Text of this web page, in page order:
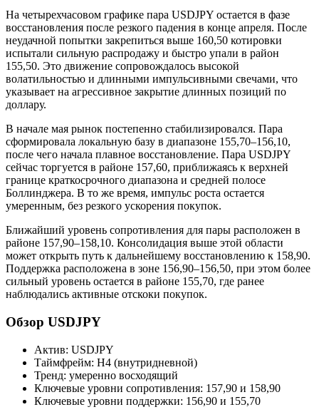
На четырехчасовом графике пара USDJPY остается в фазе
восстановления после резкого падения в конце апреля. После
неудачной попытки закрепиться выше 160,50 котировки
испытали сильную распродажу и быстро упали в район
155,50. Это движение сопровождалось высокой
волатильностью и длинными импульсивными свечами, что
указывает на агрессивное закрытие длинных позиций по
доллару.
В начале мая рынок постепенно стабилизировался. Пара
сформировала локальную базу в диапазоне 155,70–156,10,
после чего начала плавное восстановление. Пара USDJPY
сейчас торгуется в районе 157,60, приближаясь к верхней
границе краткосрочного диапазона и средней полосе
Боллинджера. В то же время, импульс роста остается
умеренным, без резкого ускорения покупок.
Ближайший уровень сопротивления для пары расположен в
районе 157,90–158,10. Консолидация выше этой области
может открыть путь к дальнейшему восстановлению к 158,90.
Поддержка расположена в зоне 156,90–156,50, при этом более
сильный уровень остается в районе 155,70, где ранее
наблюдались активные отскоки покупок.
Обзор USDJPY
Актив: USDJPY
Таймфрейм: H4 (внутридневной)
Тренд: умеренно восходящий
Ключевые уровни сопротивления: 157,90 и 158,90
Ключевые уровни поддержки: 156,90 и 155,70